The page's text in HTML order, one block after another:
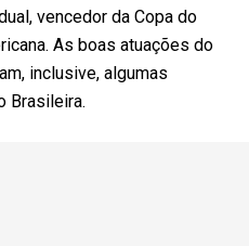
vencedor da Copa do
As boas atuações do
inclusive, algumas
Brasileira.